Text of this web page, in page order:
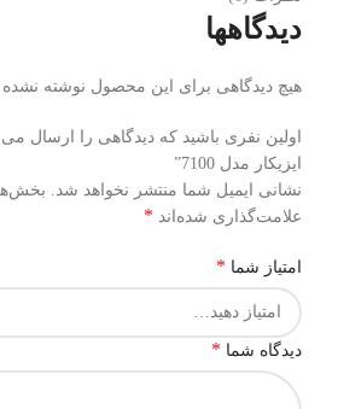
دیدگاهها
هیچ دیدگاهی برای این محصول نوشته
اولین نفری باشید که دیدگاهی را ارسال می
ایزیکار مدل 7100”
نشانی ایمیل شما منتشر نخواهد شد.
علامت‌گذاری شده‌اند *
امتیاز شما *
دیدگاه شما *